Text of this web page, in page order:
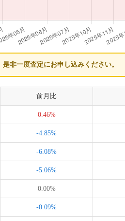
是非一度査定にお申し込みください。
前月比
0.46%
-4.85%
-6.08%
-5.06%
0.00%
-0.09%